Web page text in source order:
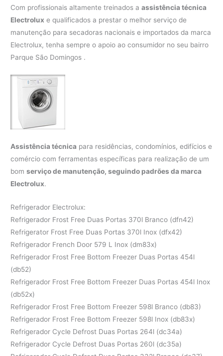
Com profissionais altamente treinados aassistência técnica
Electrolux e qualificados a prestar o melhor serviço de
manutenção para secadoras nacionais e importados da marca
Electrolux, tenha sempre o apoio ao consumidor no seu bairro
Parque São Domingos .
Assistência técnica para residências, condomínios, edifícios e
comércio com ferramentas específicas para realização de um
bomserviço de manutenção, seguindo padrões da marca
Electrolux.
Refrigerador Electrolux:
Refrigerador Frost Free Duas Portas 370l Branco (dfn42)
Refrigerator Frost Free Duas Portas 370l Inox (dfx42)
Refrigerador French Door 579 L Inox (dm83x)
Refrigerador Frost Free Bottom Freezer Duas Portas 454l
(db52)
Refrigerador Frost Free Bottom Freezer Duas Portas 454l Inox
(db52x)
Refrigerador Frost Free Bottom Freezer 598l Branco (db83)
Refrigerador Frost Free Bottom Freezer 598l Inox (db83x)
Refrigerador Cycle Defrost Duas Portas 264l (dc34a)
Refrigerador Cycle Defrost Duas Portas 260l (dc35a)